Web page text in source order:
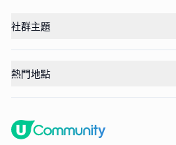
社群主題
熱門地點